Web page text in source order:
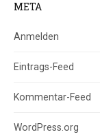
META
Anmelden
Eintrags-Feed
Kommentar-Feed
WordPress.org